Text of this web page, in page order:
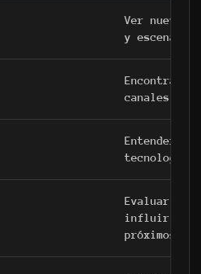
Ver
y
Encontrar
canales de
Entender
Evaluar qué
influir en
próximos